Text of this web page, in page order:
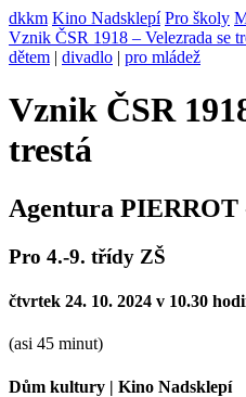
dkkm Kino Nadsklepí Pro školy
Vznik ČSR 1918 – Velezrada se
dětem | divadlo | pro mládež
Vznik ČSR
trestá
Agentura PIERROT
Pro 4.-9. třídy ZŠ
čtvrtek 24. 10. 2024 v 10.30
(asi 45 minut)
Dům kultury | Kino Nadsklepí